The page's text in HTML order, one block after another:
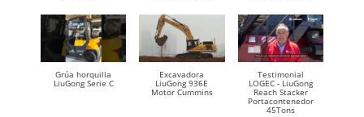
Grúa horquilla
LiuGong Serie C
Excavadora
LiuGong 936E
Motor Cummins
Testimonial
LOGEC - LiuGong
Reach Stacker
Portacontenedor
45Tons